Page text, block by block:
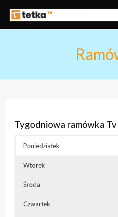
treściTv Tetka Tczew
Tetka Tczew – Twoja lokalna
Tygodniowa ramówka
Poniedziałek
Wtorek
Środa
Czwartek